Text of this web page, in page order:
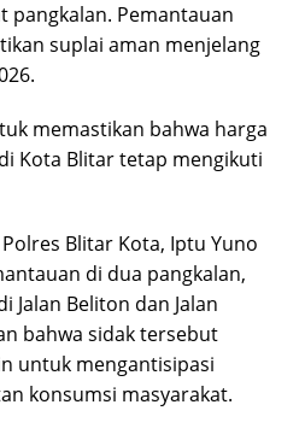
pangkalan. Pemantauan
suplai aman menjelang
memastikan bahwa harga
Kota Blitar tetap mengikuti
Blitar Kota, Iptu Yuno
di dua pangkalan,
Jalan Beliton dan Jalan
bahwa sidak tersebut
untuk mengantisipasi
konsumsi masyarakat.